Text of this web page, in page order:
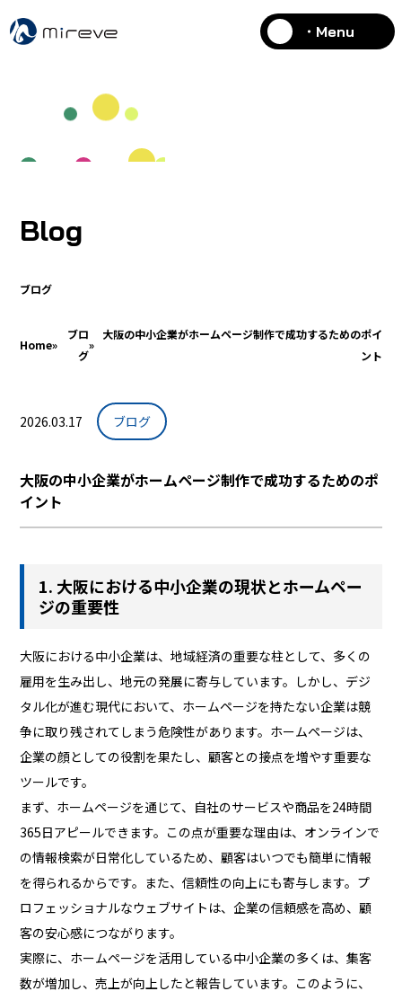
・Menu
Blog
ブログ
Home»
ブロ
グ
»
大阪の中小企業がホームページ制作で成功するためのポイ
ント
2026.03.17 ブログ
大阪の中小企業がホームページ制作で成功するためのポ
イント
1. 大阪における中小企業の現状とホームペー
ジの重要性
大阪における中小企業は、地域経済の重要な柱として、多くの
雇用を生み出し、地元の発展に寄与しています。しかし、デジ
タル化が進む現代において、ホームページを持たない企業は競
争に取り残されてしまう危険性があります。ホームページは、
企業の顔としての役割を果たし、顧客との接点を増やす重要な
ツールです。
まず、ホームページを通じて、自社のサービスや商品を24時間
365日アピールできます。この点が重要な理由は、オンラインで
の情報検索が日常化しているため、顧客はいつでも簡単に情報
を得られるからです。また、信頼性の向上にも寄与します。プ
ロフェッショナルなウェブサイトは、企業の信頼感を高め、顧
客の安心感につながります。
実際に、ホームページを活用している中小企業の多くは、集客
数が増加し、売上が向上したと報告しています。このように、